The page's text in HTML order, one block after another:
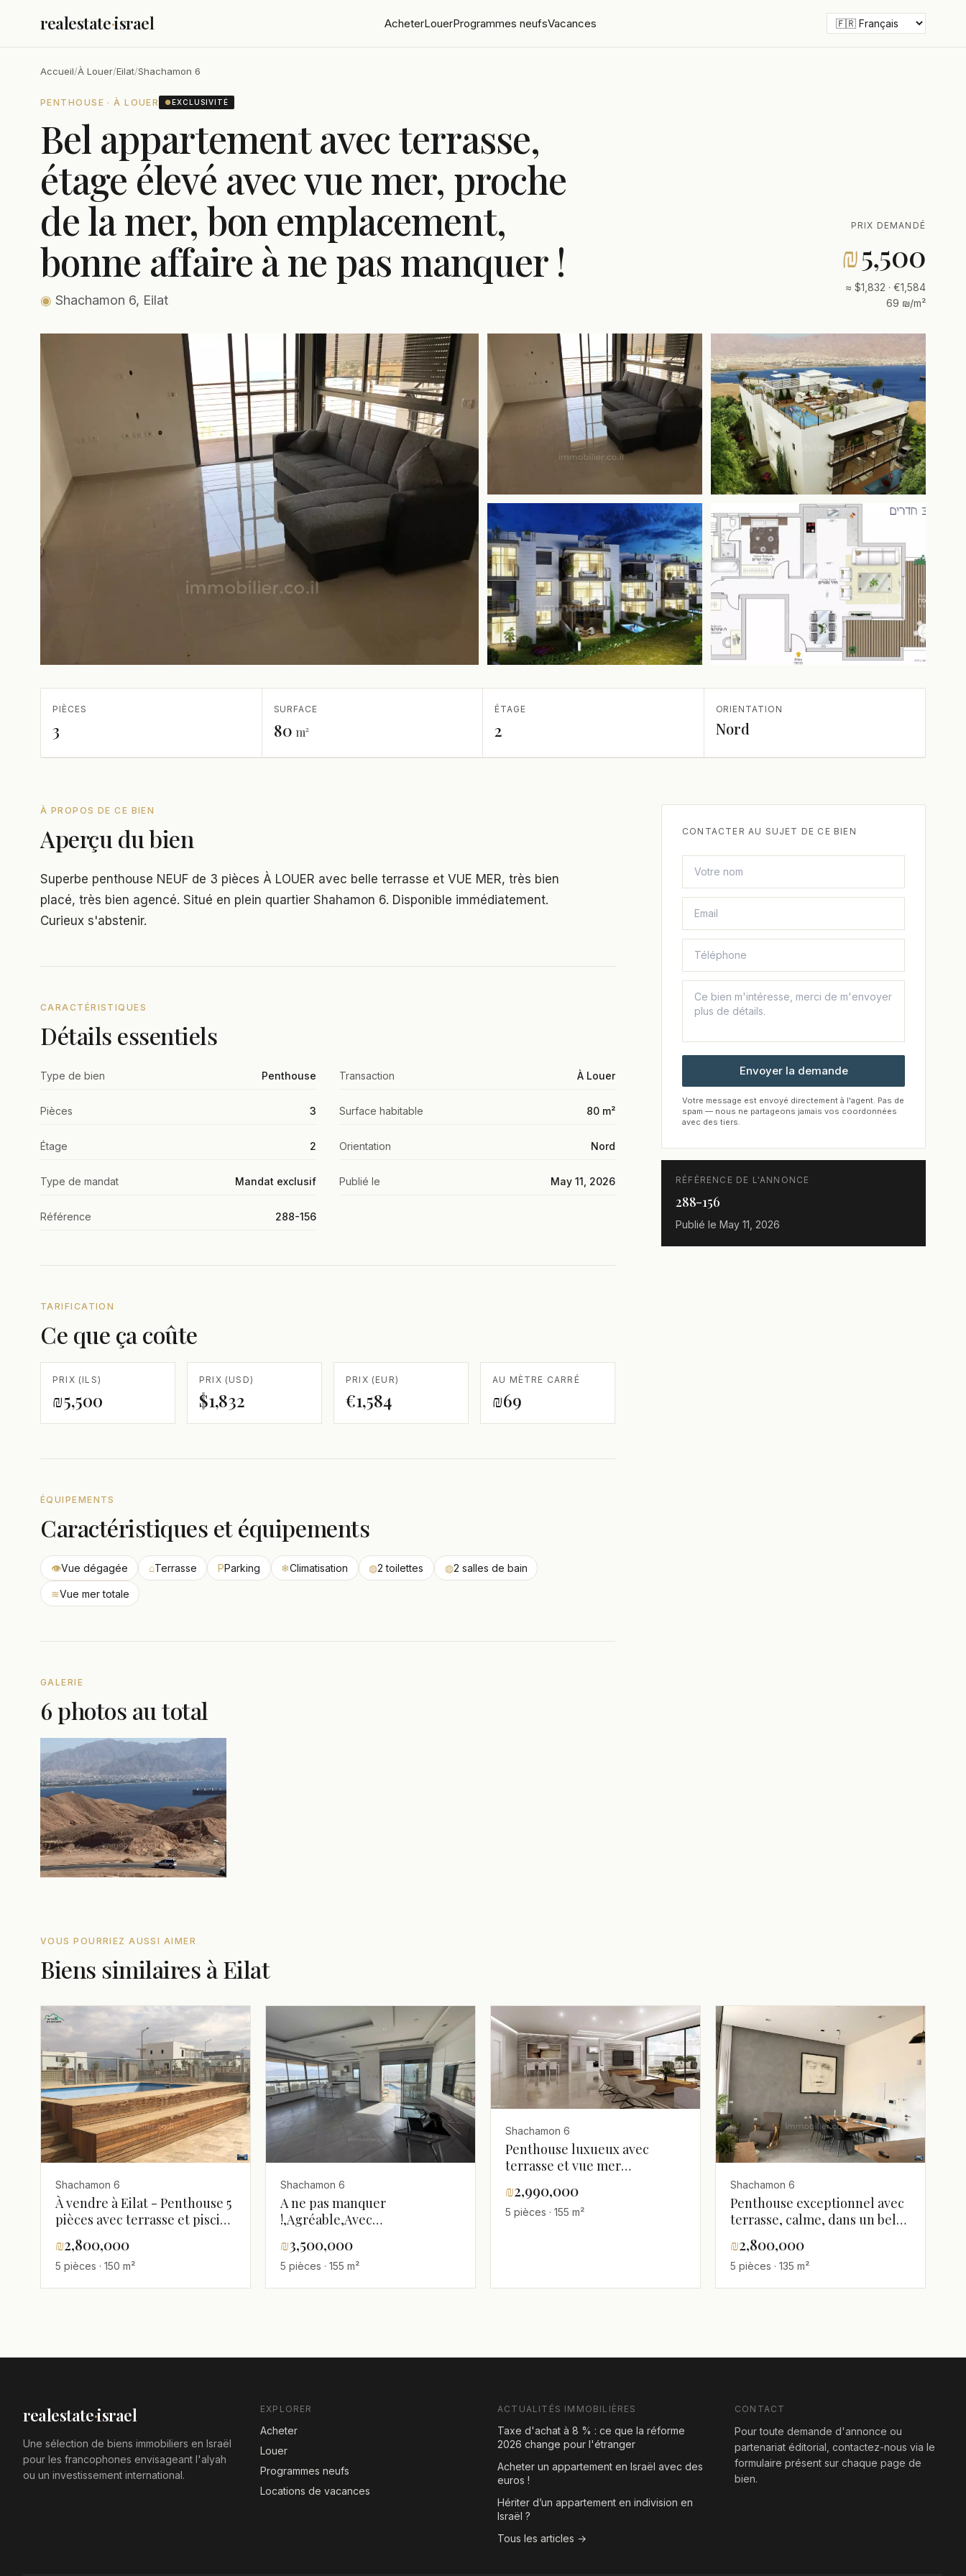
realestate·israel AcheterLouerProgrammes neufsVacances
Accueil/À Louer/Eilat/Shachamon 6
PENTHOUSE · À LOUER ●EXCLUSIVITÉ
Bel appartement avec terrasse,
étage élevé avec vue mer, proche
de la mer, bon emplacement,
bonne affaire à ne pas manquer !
◉ Shachamon 6, Eilat
PRIX DEMANDÉ
₪5,500
≈ $1,832 · €1,584
69 ₪/m²
PIÈCES
3
SURFACE
80 m²
ÉTAGE
2
ORIENTATION
Nord
À PROPOS DE CE BIEN
Aperçu du bien
Superbe penthouse NEUF de 3 pièces À LOUER avec belle terrasse et VUE MER, très bien
placé, très bien agencé. Situé en plein quartier Shahamon 6. Disponible immédiatement.
Curieux s'abstenir.
CARACTÉRISTIQUES
Détails essentiels
Type de bien Penthouse Transaction À Louer
Pièces 3 Surface habitable 80 m²
Étage 2 Orientation Nord
Type de mandat Mandat exclusif Publié le May 11, 2026
Référence 288-156
TARIFICATION
Ce que ça coûte
PRIX (ILS)
₪5,500
PRIX (USD)
$1,832
PRIX (EUR)
€1,584
AU MÈTRE CARRÉ
₪69
ÉQUIPEMENTS
Caractéristiques et équipements
👁Vue dégagée ⌂Terrasse PParking ❄Climatisation ◍2 toilettes ◍2 salles de bain
≋Vue mer totale
GALERIE
6 photos au total
CONTACTER AU SUJET DE CE BIEN
Envoyer la demande
Votre message est envoyé directement à l'agent. Pas de
spam — nous ne partageons jamais vos coordonnées
avec des tiers.
RÉFÉRENCE DE L'ANNONCE
288-156
Publié le May 11, 2026
VOUS POURRIEZ AUSSI AIMER
Biens similaires à Eilat
Shachamon 6
À vendre à Eilat - Penthouse 5
pièces avec terrasse et piscine
privée, vue sur mer
₪2,800,000
5 pièces · 150 m²
Shachamon 6
A ne pas manquer
!,Agréable,Avec
appartement,Bien
agencé,Bon
emplacement,Bonne
₪3,500,000
5 pièces · 155 m²
Shachamon 6
Penthouse luxueux avec
terrasse et vue mer
neuf haut standing
₪2,990,000
5 pièces · 155 m²
Shachamon 6
Penthouse exceptionnel avec
terrasse, calme, dans un bel
immeuble, investissement,
balcon sur la mer, bon
emplacement, endroit calme,
étage haut avec vue, grand,
₪2,800,000
5 pièces · 135 m²
realestate·israel
Une sélection de biens immobiliers en Israël
pour les francophones envisageant l'alyah
ou un investissement international.
EXPLORER
Acheter
Louer
Programmes neufs
Locations de vacances
ACTUALITÉS IMMOBILIÈRES
Taxe d'achat à 8 % : ce que la réforme
2026 change pour l'étranger
Acheter un appartement en Israël avec des
euros !
Hériter d’un appartement en indivision en
Israël ?
Tous les articles →
CONTACT
Pour toute demande d'annonce ou
partenariat éditorial, contactez-nous via le
formulaire présent sur chaque page de
bien.